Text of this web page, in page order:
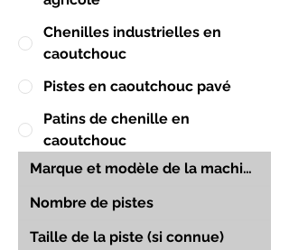
Chenilles industrielles en
caoutchouc
Pistes en caoutchouc pavé
Patins de chenille en
caoutchouc